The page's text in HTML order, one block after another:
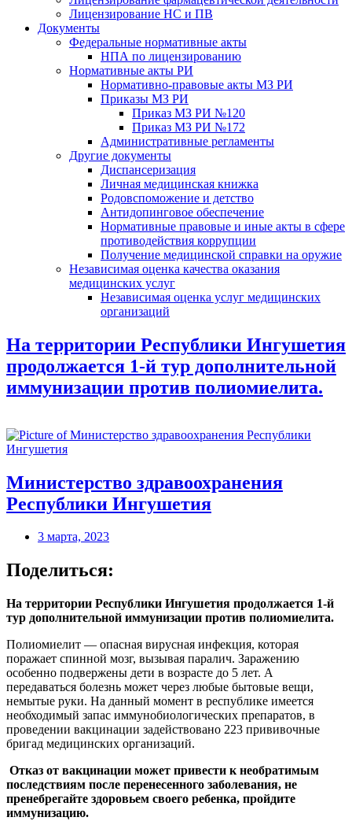
Лицензирование НС и ПВ
Документы
Федеральные нормативные акты
НПА по лицензированию
Нормативные акты РИ
Нормативно-правовые акты МЗ РИ
Приказы МЗ РИ
Приказ МЗ РИ №120
Приказ МЗ РИ №172
Административные регламенты
Другие документы
Диспансеризация
Личная медицинская книжка
Родовспоможение и детство
Антидопинговое обеспечение
Нормативные правовые и иные акты в сфере
противодействия коррупции
Получение медицинской справки на оружие
Независимая оценка качества оказания
медицинских услуг
Независимая оценка услуг медицинскиx
организаций
На территории Республики Ингушетия
продолжается 1-й тур дополнительной
иммунизации против полиомиелита.
Министерство здравоохранения
Республики Ингушетия
3 марта, 2023
Поделиться:
На территории Республики Ингушетия продолжается 1-й
тур дополнительной иммунизации против полиомиелита.
Полиомиелит — опасная вирусная инфекция, которая
поражает спинной мозг, вызывая паралич. Заражению
особенно подвержены дети в возрасте до 5 лет. А
передаваться болезнь может через любые бытовые вещи,
немытые руки. На данный момент в республике имеется
необходимый запас иммунобиологических препаратов, в
проведении вакцинации задействовано 223 прививочные
бригад медицинских организаций.
Отказ от вакцинации может привести к необратимым
последствиям после перенесенного заболевания, не
пренебрегайте здоровьем своего ребенка, пройдите
иммунизацию.